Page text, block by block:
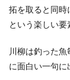
拓を取ると同時
という楽しい要
川柳は釣った
に面白い一句に